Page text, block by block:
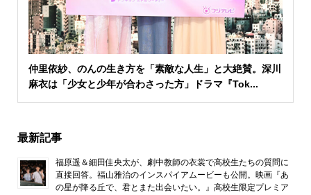
仲里依紗、のんの生き方を「素敵な人生」と大絶賛。深川
麻衣は「少女と少年が合わさった方」ドラマ『Tok...
最新記事
福原遥＆細田佳央太が、劇中教師の衣裳で高校生たちの質問に
直接回答。福山雅治のインスパイアムービーも公開。映画『あ
の星が降る丘で、君とまた出会いたい。』高校生限定プレミア